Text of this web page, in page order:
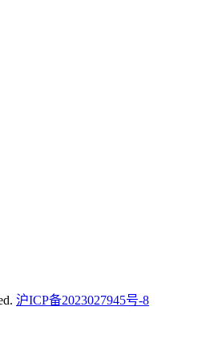
沪ICP备2023027945号-8